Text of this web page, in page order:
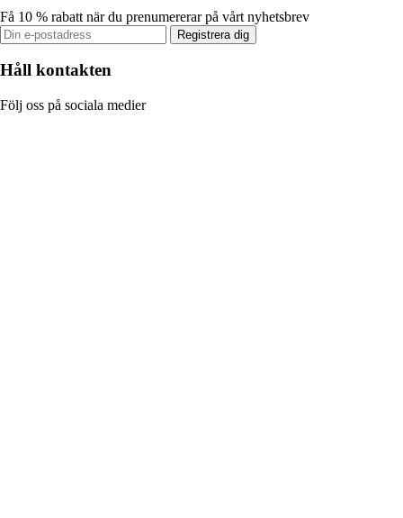
Få 10 % rabatt när du prenumererar på vårt nyhetsbrev
Registrera dig
Håll kontakten
Följ oss på sociala medier